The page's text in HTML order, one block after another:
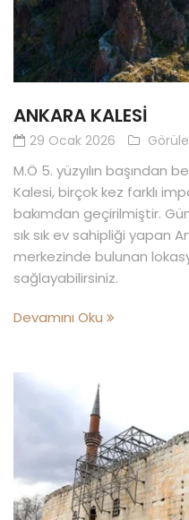
ANKARA KALESI
29 Ocak 2026
M.Ö 5. yüzyılın başından
Kalesi, birçok kez farklı
bakımdan geçirilmiştir.
sık sık ev sahipliği yapan
merkezinde bulunan
sağlayabilirsiniz.
Devamını Oku